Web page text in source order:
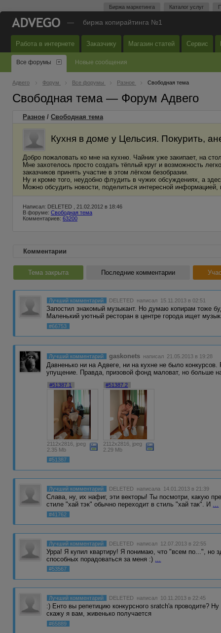
Биржа маркетинга Каталог услуг
— биржа копирайтинга №1
Работа в интернете Заказчику Магазин статей Сервис
Все форумы Новые сообщения
Адвего Форум Все форумы Разное Свободная тема
Свободная тема — Форум Адвего
Разное / Свободная тема
Кухня в доме у Цельсия. Покурить,
Добро пожаловать ко мне на кухню. Чайник уже закипает, на
Мне захотелось просто создать тёплый круг и возможность
заказчиков принять участие в этом лёгком безобразии.
Ну и кроме того, неудобно флудить в чужих обсуждениях, а
Можно обсудить новости, поделиться интересной
Написал: DELETED , 21.02.2012 в 18:46
В форуме: Свободная тема
Комментариев: 63200
Комментарии
Тема закрыта Последние комментарии
Лучший комментарий DELETED написал 15.11.2013 в 02:51
Запостил знакомый музыкант. Но думаю копирам тоже
Маленький уютный ресторан в центре города ищет
#66753
Лучший комментарий gaskonets написал 21.05.2013 в 19:28
Давненько ни на Адвеге, ни на кухне не было
упущение. Правда, призовой фонд маловат, но больше
#51387.1
2112x2816, jpeg
2.35 Mb
#51387.2
2112x2816, jpeg
2.29 Mb
#51387
Лучший комментарий DELETED написала 14.01.2013 в 21:39
Слава, ну, их нафиг, эти векторы! Ты посмотри, какую
стиле "хай тэк" обычно переходит в стиль "хай так". И ...
#41762
Лучший комментарий DELETED написал 12.07.2013 в 22:55
Урра! Я купил квартиру! Я понимаю, что "всем по...", но
способных порадоваться за меня :)
#53567
Лучший комментарий DELETED написал 10.11.2013 в 22:45
:) Енто вы репетицию конкурсного sratch'a проводите?
скажу я вам, живенько получается
#65889